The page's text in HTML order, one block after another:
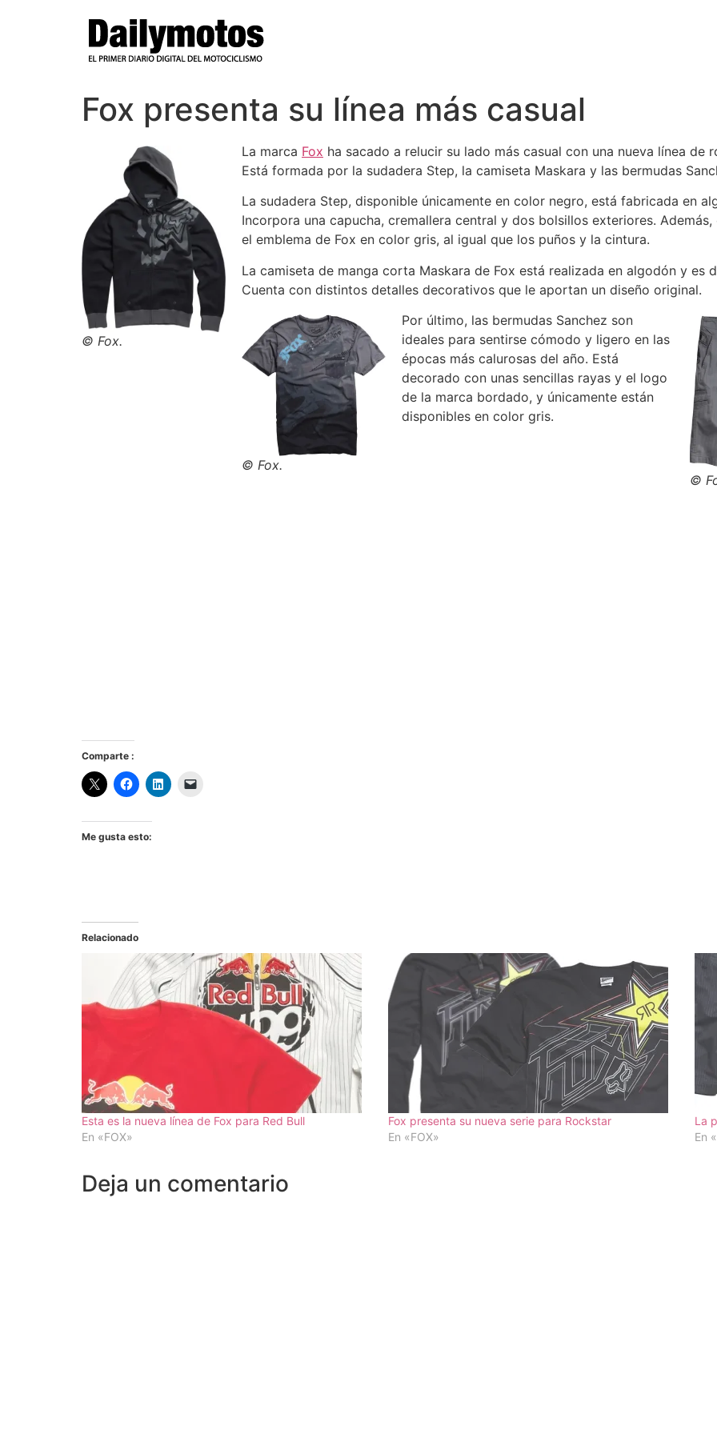
Fox presenta su línea más casual
© Fox.
La marca Fox ha sacado a relucir su lado más casual con una nueva línea
Está formada por la sudadera Step, la camiseta Maskara y las bermudas
La sudadera Step, disponible únicamente en color negro, está fabricada en
Incorpora una capucha, cremallera central y dos bolsillos exteriores.
el emblema de Fox en color gris, al igual que los puños y la cintura.
La camiseta de manga corta Maskara de Fox está realizada en algodón y es
Cuenta con distintos detalles decorativos que le aportan un diseño original.
© Fox.
©
Por último, las bermudas Sanchez son
ideales para sentirse cómodo y ligero en las
épocas más calurosas del año. Está
decorado con unas sencillas rayas y el logo
de la marca bordado, y únicamente están
disponibles en color gris.
Comparte :
Me gusta esto:
Relacionado
Esta es la nueva línea de Fox para Red Bull
En «FOX»
Fox presenta su nueva serie para Rockstar
En «FOX»
La
En
Deja un comentario